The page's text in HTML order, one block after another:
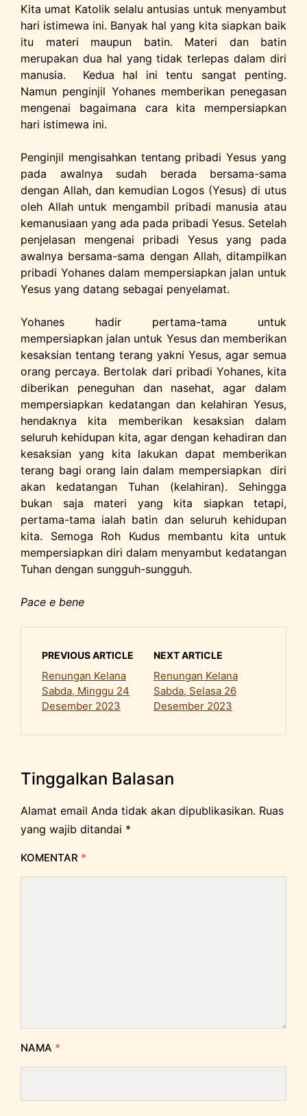
Kita umat Katolik selalu antusias untuk menyambut
hari istimewa ini. Banyak hal yang kita siapkan baik
itu materi maupun batin. Materi dan batin
merupakan dua hal yang tidak terlepas dalam diri
manusia. Kedua hal ini tentu sangat penting.
Namun penginjil Yohanes memberikan penegasan
mengenai bagaimana cara kita mempersiapkan
hari istimewa ini.
Penginjil mengisahkan tentang pribadi Yesus yang
pada awalnya sudah berada bersama-sama
dengan Allah, dan kemudian Logos (Yesus) di utus
oleh Allah untuk mengambil pribadi manusia atau
kemanusiaan yang ada pada pribadi Yesus. Setelah
penjelasan mengenai pribadi Yesus yang pada
awalnya bersama-sama dengan Allah, ditampilkan
pribadi Yohanes dalam mempersiapkan jalan untuk
Yesus yang datang sebagai penyelamat.
Yohanes hadir pertama-tama untuk
mempersiapkan jalan untuk Yesus dan memberikan
kesaksian tentang terang yakni Yesus, agar semua
orang percaya. Bertolak dari pribadi Yohanes, kita
diberikan peneguhan dan nasehat, agar dalam
mempersiapkan kedatangan dan kelahiran Yesus,
hendaknya kita memberikan kesaksian dalam
seluruh kehidupan kita, agar dengan kehadiran dan
kesaksian yang kita lakukan dapat memberikan
terang bagi orang lain dalam mempersiapkan diri
akan kedatangan Tuhan (kelahiran). Sehingga
bukan saja materi yang kita siapkan tetapi,
pertama-tama ialah batin dan seluruh kehidupan
kita. Semoga Roh Kudus membantu kita untuk
mempersiapkan diri dalam menyambut kedatangan
Tuhan dengan sungguh-sungguh.
Pace e bene
PREVIOUS ARTICLE
Renungan Kelana
Sabda, Minggu 24
Desember 2023
NEXT ARTICLE
Renungan Kelana
Sabda, Selasa 26
Desember 2023
Tinggalkan Balasan
Alamat email Anda tidak akan dipublikasikan. Ruas
yang wajib ditandai *
KOMENTAR *
NAMA *